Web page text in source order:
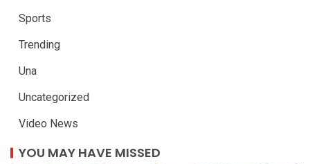
Sports
Trending
Una
Uncategorized
Video News
YOU MAY HAVE MISSED